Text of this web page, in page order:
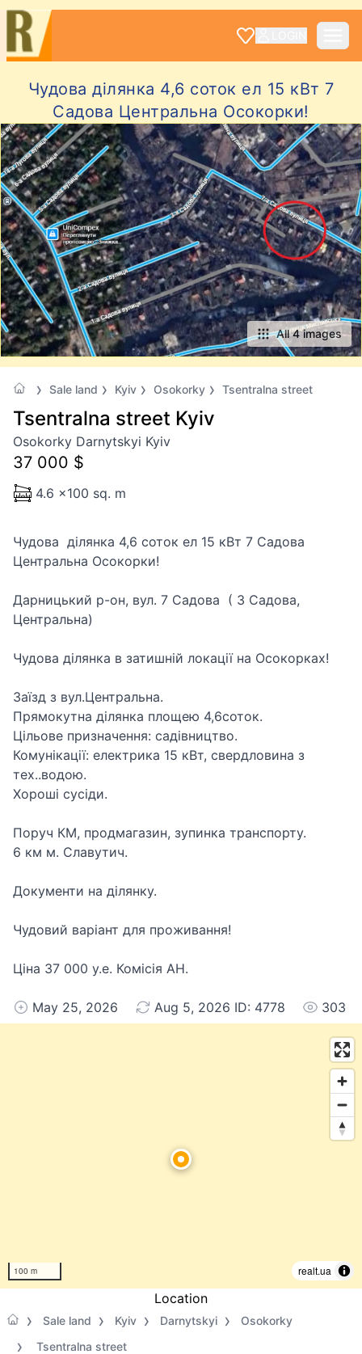
Чудова ділянка 4,6 соток ел 15 кВт 7
Садова Центральна Осокорки!
All 4 images
Sale land Kyiv Osokorky Tsentralna street
Tsentralna street Kyiv
Osokorky Darnytskyi Kyiv
37 000 $
4.6 x100 sq. m
Чудова ділянка 4,6 соток ел 15 кВт 7 Садова
Центральна Осокорки!
Дарницький р-он, вул. 7 Садова ( 3 Садова,
Центральна)
Чудова ділянка в затишній локації на Осокорках!
Заїзд з вул.Центральна.
Прямокутна ділянка площею 4,6соток.
Цільове призначення: садівництво.
Комунікації: електрика 15 кВт, свердловина з
тех..водою.
Хороші сусіди.
Поруч КМ, продмагазин, зупинка транспорту.
6 км м. Славутич.
Документи на ділянку.
Чудовий варіант для проживання!
Ціна 37 000 у.е. Комісія АН.
May 25, 2026 Aug 5, 2026 ID: 4778 303
100 m realt.ua
Location
Sale land Kyiv Darnytskyi
Osokorky
Tsentralna street